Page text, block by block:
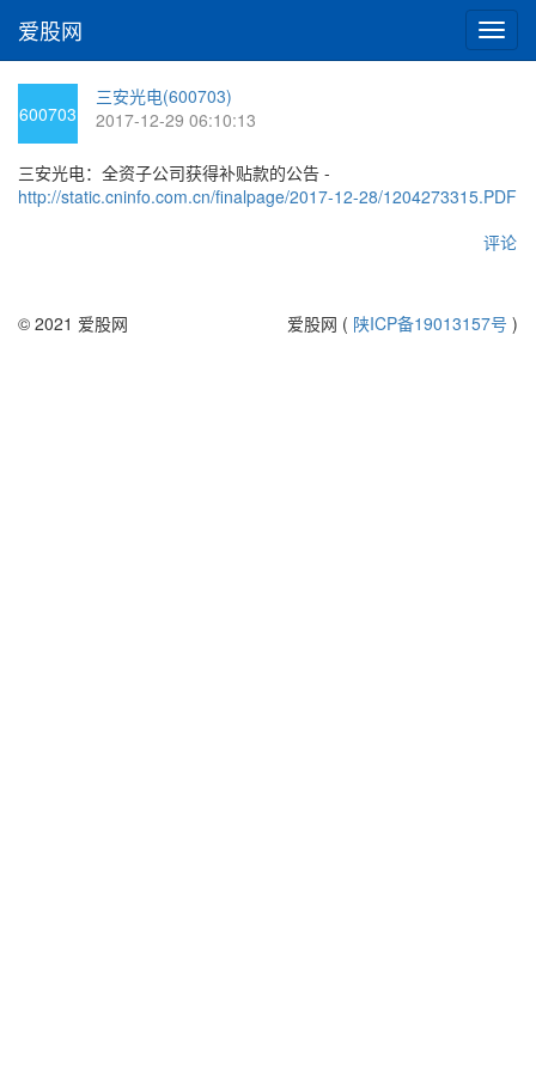
切
换
爱股网
600703
三安光电(600703)
2017-12-29 06:10:13
三安光电：全资子公司获得补贴款的公告 -
http://static.cninfo.com.cn/finalpage/2017-12-28/1204273315.PDF
评论
© 2021 爱股网 爱股网 ( 陕ICP备19013157号 )